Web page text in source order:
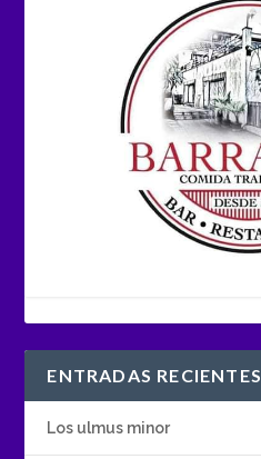
ENTRADAS RECIENTES
Los ulmus minor